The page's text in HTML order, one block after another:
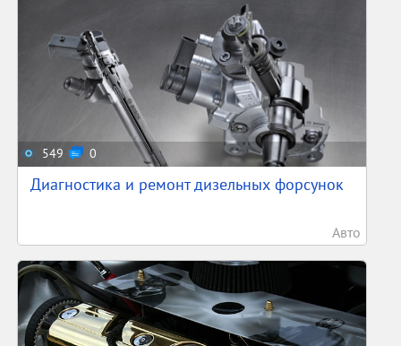
549 0
Диагностика и ремонт дизельных форсунок
Авто